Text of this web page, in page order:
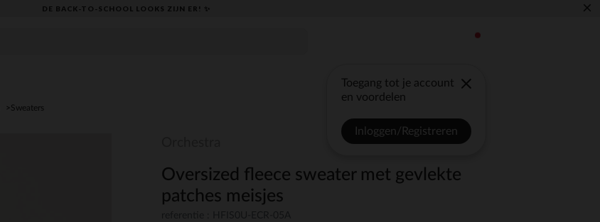
DE BACK-TO-SCHOOL LOOKS ZIJN ER! ✨ ×
Toegang tot je account
en voordelen
Inloggen/Registreren
Sweaters
Oversized fleece sweater met gevlekte
patches meisjes